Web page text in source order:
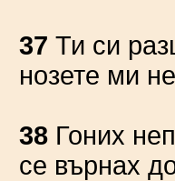
37 Ти си
нозете ми
38 Гоних
се върнах